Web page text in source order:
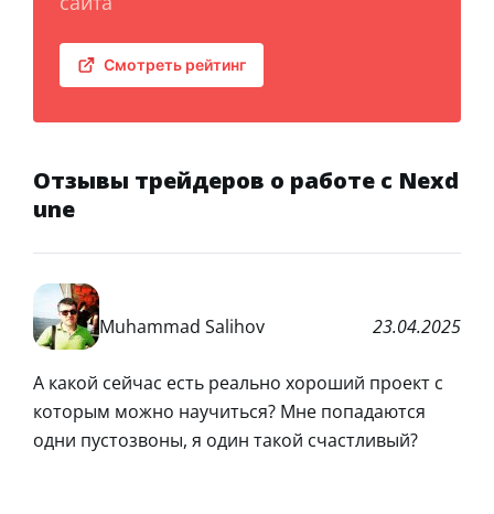
Смотреть рейтинг
Отзывы трейдеров о работе с Nexd
une
Muhammad Salihov 23.04.2025
А какой сейчас есть реально хороший проект с
которым можно научиться? Мне попадаются
одни пустозвоны, я один такой счастливый?